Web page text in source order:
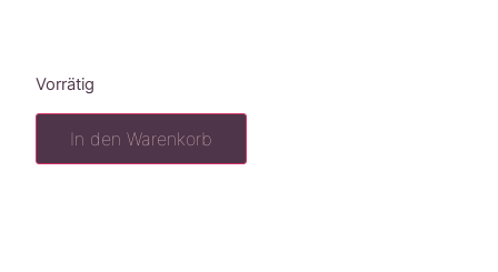
Vorrätig
In den Warenkorb